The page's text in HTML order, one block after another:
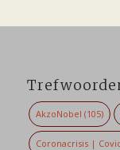
AkzoNobel (105)
Coronacrisis |